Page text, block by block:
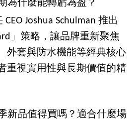
為什麼能轉虧為盈？
Joshua Schulman 推出
」策略，讓品牌重新聚焦
外套與防水機能等經典核心
重視實用性與長期價值的精
新品值得買嗎？適合什麼場